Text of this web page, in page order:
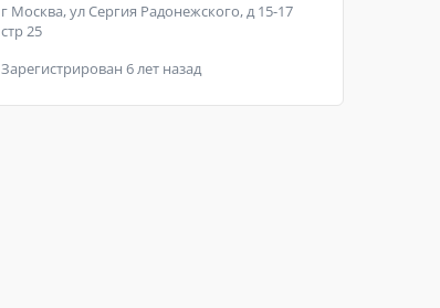
г Москва, ул Сергия Радонежского, д 15-17
стр 25
Зарегистрирован 6 лет назад